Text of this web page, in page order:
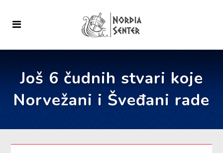
Još 6 čudnih stvari koje
Norvežani i Šveđani rade